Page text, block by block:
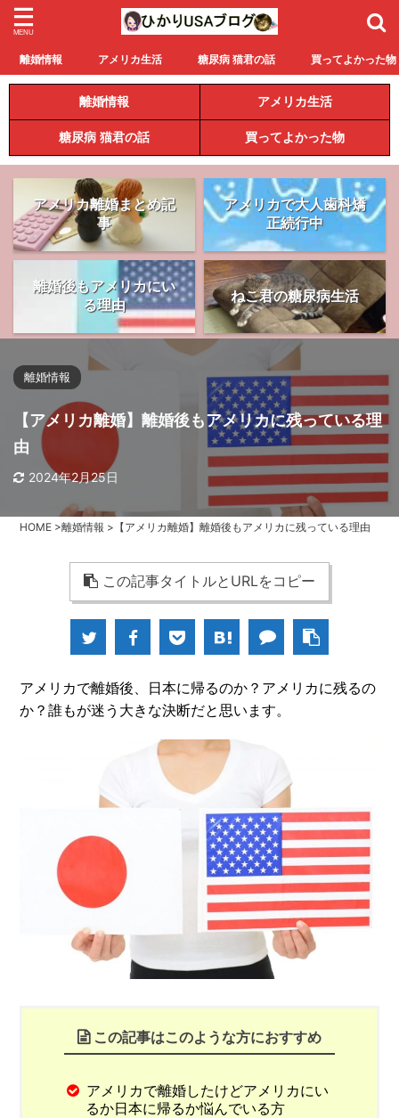
離婚情報 アメリカ生活 糖尿病 猫君の話 買ってよかった物
離婚情報 アメリカ生活
糖尿病 猫君の話 買ってよかった物
アメリカ離婚まとめ記
事
アメリカで大人歯科矯
正続行中
離婚後もアメリカにい
る理由
ねこ君の糖尿病生活
離婚情報
【アメリカ離婚】離婚後もアメリカに残っている理
由
2024年2月25日
HOME >離婚情報 > 【アメリカ離婚】離婚後もアメリカに残っている理由
この記事タイトルとURLをコピー
アメリカで離婚後、日本に帰るのか？アメリカに残るの
か？誰もが迷う大きな決断だと思います。
この記事はこのような方におすすめ
アメリカで離婚したけどアメリカにい
るか日本に帰るか悩んでいる方